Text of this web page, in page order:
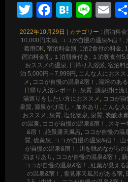
TwitterFacebook
Hatena
Line
2022年10月29日 カテゴリー : 宿泊料
10,000円未満, ココが自慢の温泉&宿！,
着用OK, 宿泊料金別, 1泊2食付の料金,
宿泊料金別, １泊朝食付き, １泊朝食付
おススメの温泉, 日帰り入浴派, 宿泊料
泊 5,000円～7,999円 , こんな人におスス
メ , ココが自慢の温泉&宿！, 混浴のあ
日帰り入浴レポート , 泉質, 源泉掛け流
湯巡りをしたい方におススメ , ココが
泉質, 源泉かけ流し・加水あり , こんな人
おススメ , 泉質, 塩化物泉, 泉質, 炭酸水
の温泉, ココが自慢の温泉&宿！, スキー
&宿！, 絶景露天風呂 , ココが自慢の温
質, 硫黄泉, ココが自慢の温泉&宿！,
が自慢の温泉&宿！, 川を眺めながらの
泊まりあり , ココが自慢の温泉&宿！,
ココが自慢の温泉&宿！, 紅葉が見え
の温泉&宿！, 雪見露天風呂がある宿,